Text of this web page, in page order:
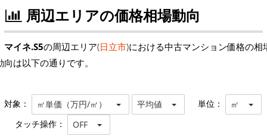
周辺エリアの価格相場動向
マイネ.S5の周辺エリア(日立市)における中古マンション価格の相
向は以下の通りです。
対象： ㎡単価（万円/㎡） 平均値 単位： ㎡
タッチ操作： OFF